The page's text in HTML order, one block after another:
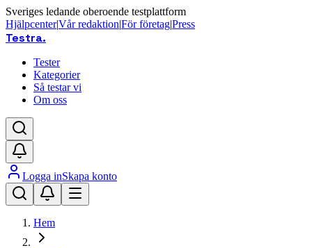
Sveriges ledande oberoende testplattform
Hjälpcenter|Vår redaktion|För företag|Press
Testra.
Tester
Kategorier
Så testar vi
Om oss
Logga inSkapa konto
Hem